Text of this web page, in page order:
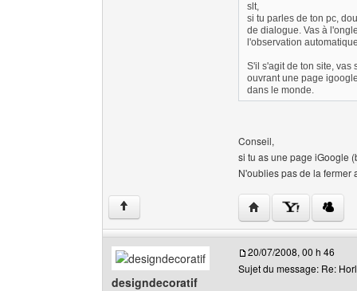
slt,
si tu parles de ton pc,
de dialogue. Vas à
l'observation
S'il s'agit de ton site, vas
ouvrant une page
dans le monde.
Conseil,
si tu as une page iGoogle
N'oublies pas de la fermer
↑ Visiter le site web
designdecoratif
20/07/2008, 00 h 46
Sujet du message: Re: